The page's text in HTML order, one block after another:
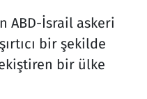
ABD-İsrail askeri
bir şekilde
bir ülke